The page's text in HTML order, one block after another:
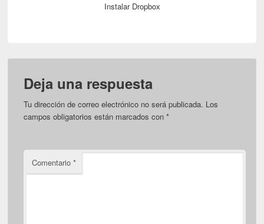
Instalar Dropbox
Deja una respuesta
Tu dirección de correo electrónico no será publicada. Los
campos obligatorios están marcados con*
Comentario*